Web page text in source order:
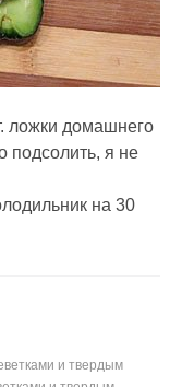
ложки домашнего
подсолить, я не
на 30
и твердым